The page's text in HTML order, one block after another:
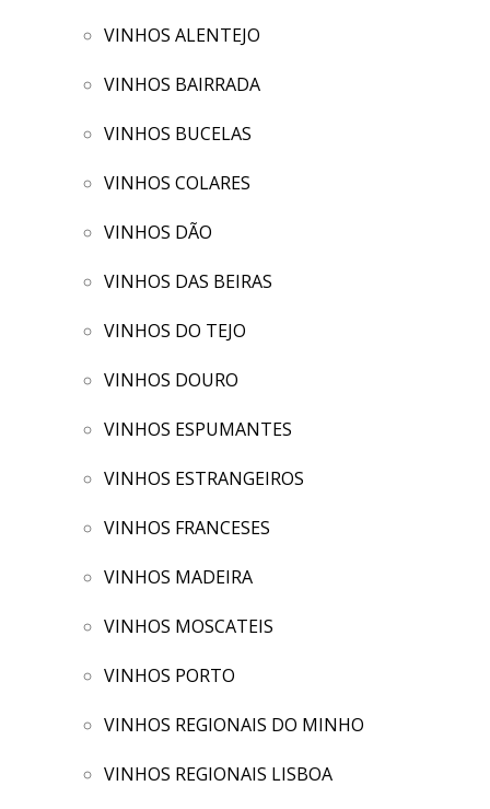
VINHOS ALENTEJO
VINHOS BAIRRADA
VINHOS BUCELAS
VINHOS COLARES
VINHOS DÃO
VINHOS DAS BEIRAS
VINHOS DO TEJO
VINHOS DOURO
VINHOS ESPUMANTES
VINHOS ESTRANGEIROS
VINHOS FRANCESES
VINHOS MADEIRA
VINHOS MOSCATEIS
VINHOS PORTO
VINHOS REGIONAIS DO MINHO
VINHOS REGIONAIS LISBOA